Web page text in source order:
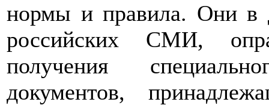
нормы и правила. Они в
российских СМИ,
получения
документов,